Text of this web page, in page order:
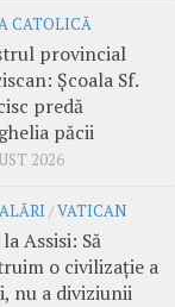
CATOLICĂ
provincial
Școala Sf.
predă
păcii
2026
/VATICAN
Assisi: Să
o civilizație a
nu a diviziunii